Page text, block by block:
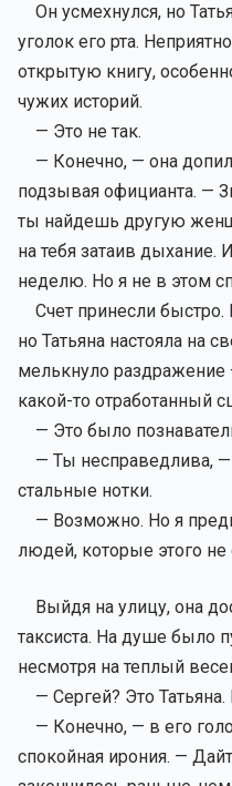
Он усмехнулся, но
уголок его рта.
открытую книгу,
чужих историй.
— Это не так.
— Конечно, — она
подзывая официанта. —
ты найдешь другую
на тебя затаив дыхание.
неделю. Но я не в этом
Счет принесли быстро.
но Татьяна настояла на
мелькнуло раздражение
какой-то отработанный
— Это было
— Ты несправедлива, —
стальные нотки.
— Возможно. Но я
людей, которые этого
Выйдя на улицу, она
таксиста. На душе было
несмотря на теплый
— Сергей? Это Татьяна.
— Конечно, — в его
спокойная ирония. —